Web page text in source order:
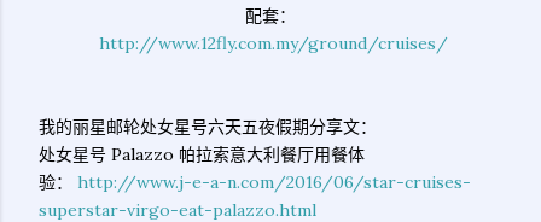
配套：
http://www.12fly.com.my/ground/cruises/
我的丽星邮轮处女星号六天五夜假期分享文：
处女星号 Palazzo 帕拉索意大利餐厅用餐体
验： http://www.j-e-a-n.com/2016/06/star-cruises-
superstar-virgo-eat-palazzo.html